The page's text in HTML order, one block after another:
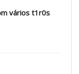
vários t1r0s